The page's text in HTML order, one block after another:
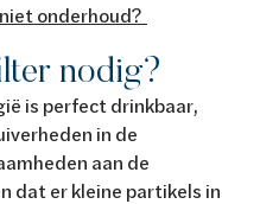
onderhoud?
nodig?
is perfect drinkbaar,
in de
aan de
dat er kleine partikels in